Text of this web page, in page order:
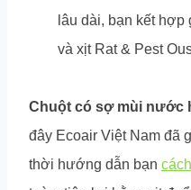
lâu dài, bạn kết
và xịt Rat & Pest
Chuột có sợ mùi nước
đây Ecoair Việt Nam đã
thời hướng dẫn bạn